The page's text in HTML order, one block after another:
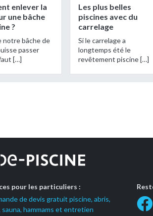
enlever la
une bâche
?
notre bâche de
passer
[…]
Les plus belles
piscines avec du
carrelage
Si le carrelage a
longtemps été le
revêtement piscine […]
pour les particuliers :
de devis gratuit piscine, abris,
sauna, hammams et entretien